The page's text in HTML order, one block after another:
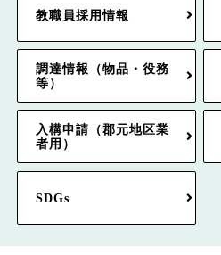
教職員採用情報
調達情報（物品・役務
等）
入構申請（郡元地区業
者用）
SDGs